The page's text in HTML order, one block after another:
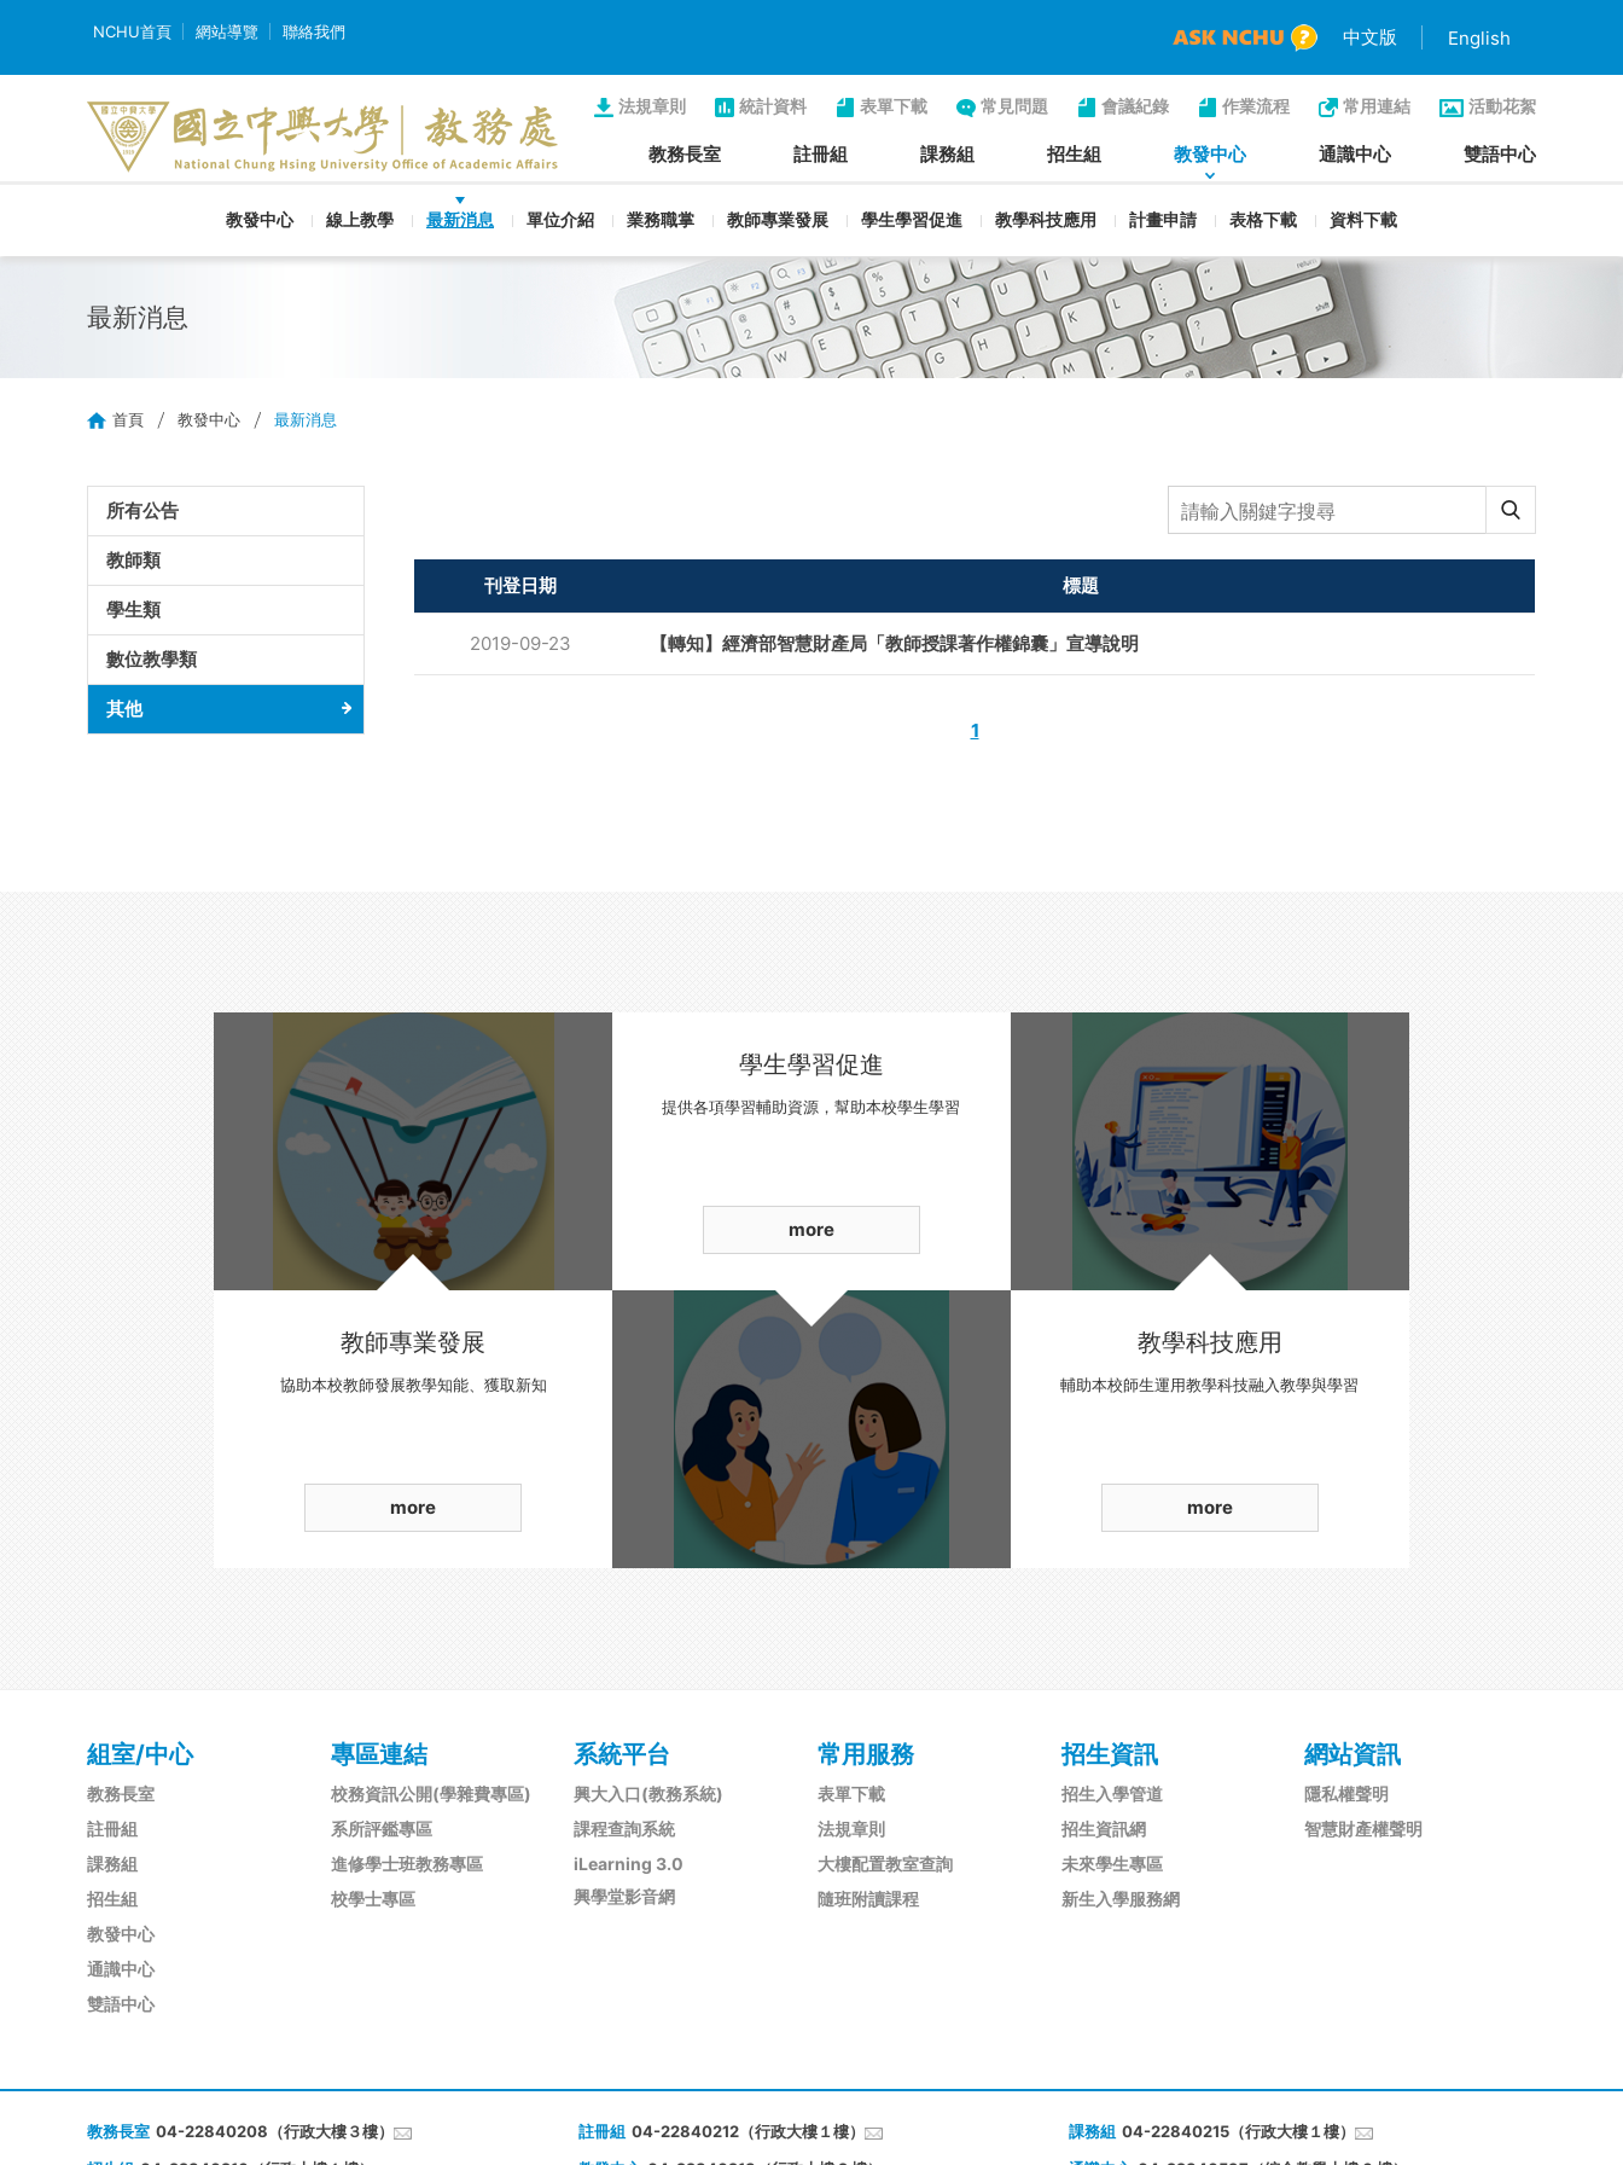
NCHU首頁 網站導覽 聯絡我們 中文版 English
法規章則 統計資料 表單下載 常見問題 會議紀錄 作業流程 常用連結 活動花絮
教務長室 註冊組 課務組 招生組 教發中心
教發中心 線上教學 最新消息 單位介紹 業務職掌 教師專業發展 學生學習促進 教學科技應用 計畫申請 表格下載 資料下載
通識中心 雙語中心
最新消息
首頁 教發中心 最新消息
所有公告
教師類
學生類
數位教學類
其他
刊登日期 標題
2019-09-23 【轉知】經濟部智慧財產局「教師授課著作權錦囊」宣導說明
1
教師專業發展
協助本校教師發展教學知能、獲取新知
more
學生學習促進
提供各項學習輔助資源，幫助本校學生學習
more
教學科技應用
輔助本校師生運用教學科技融入教學與學習
more
組室/中心
教務長室
註冊組
課務組
招生組
教發中心
通識中心
雙語中心
專區連結
校務資訊公開(學雜費專區)
系所評鑑專區
進修學士班教務專區
校學士專區
系統平台
興大入口(教務系統)
課程查詢系統
iLearning 3.0
興學堂影音網
常用服務
表單下載
法規章則
大樓配置教室查詢
隨班附讀課程
招生資訊
招生入學管道
招生資訊網
未來學生專區
新生入學服務網
網站資訊
隱私權聲明
智慧財產權聲明
教務長室 04-22840208（行政大樓３樓） 註冊組 04-22840212（行政大樓１樓） 課務組 04-22840215（行政大樓１樓）